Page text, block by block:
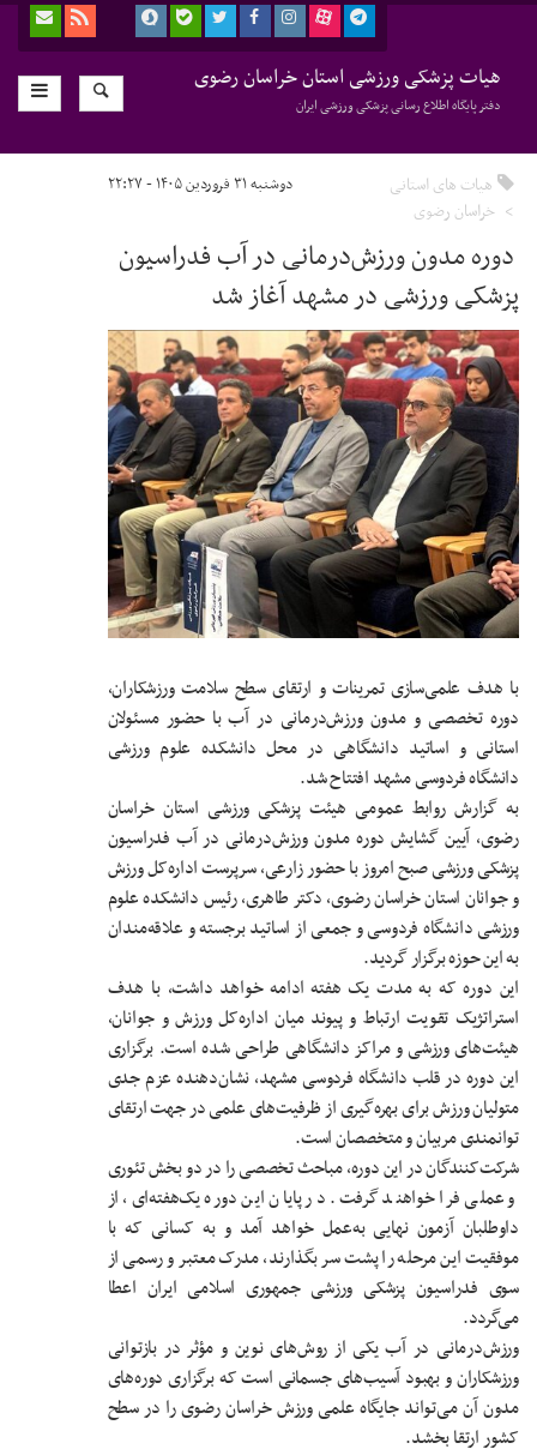
هیات پزشکی ورزشی استان خراسان رضوی
دفتر پایگاه اطلاع رسانی پزشکی ورزشی ایران
هیات های استانی
خراسان رضوی
دوشنبه ۳۱ فروردین ۱۴۰۵ - ۲۲:۲۷
دوره مدون ورزش‌درمانی در آب فدراسیون
پزشکی ورزشی در مشهد آغاز شد
با هدف علمی‌سازی تمرینات و ارتقای سطح سلامت ورزشکاران،
دوره تخصصی و مدون ورزش‌درمانی در آب با حضور مسئولان
استانی و اساتید دانشگاهی در محل دانشکده علوم ورزشی
دانشگاه فردوسی مشهد افتتاح شد.
به گزارش روابط عمومی هیئت پزشکی ورزشی استان خراسان
رضوی، آیین گشایش دوره مدون ورزش‌درمانی در آب فدراسیون
پزشکی ورزشی صبح امروز با حضور زارعی، سرپرست اداره‌کل ورزش
و جوانان استان خراسان رضوی، دکتر طاهری، رئیس دانشکده علوم
ورزشی دانشگاه فردوسی و جمعی از اساتید برجسته و علاقه‌مندان
به این حوزه برگزار گردید.
این دوره که به مدت یک هفته ادامه خواهد داشت، با هدف
استراتژیک تقویت ارتباط و پیوند میان اداره‌کل ورزش و جوانان،
هیئت‌های ورزشی و مراکز دانشگاهی طراحی شده است. برگزاری
این دوره در قلب دانشگاه فردوسی مشهد، نشان‌دهنده عزم جدی
متولیان ورزش برای بهره‌گیری از ظرفیت‌های علمی در جهت ارتقای
توانمندی مربیان و متخصصان است.
شرکت‌کنندگان در این دوره، مباحث تخصصی را در دو بخش تئوری
و عملی فرا خواهند گرفت. در پایان این دوره یک‌هفته‌ای، از
داوطلبان آزمون نهایی به‌عمل خواهد آمد و به کسانی که با
موفقیت این مرحله را پشت سر بگذارند، مدرک معتبر و رسمی از
سوی فدراسیون پزشکی ورزشی جمهوری اسلامی ایران اعطا
می‌گردد.
ورزش‌درمانی در آب یکی از روش‌های نوین و مؤثر در بازتوانی
ورزشکاران و بهبود آسیب‌های جسمانی است که برگزاری دوره‌های
مدون آن می‌تواند جایگاه علمی ورزش خراسان رضوی را در سطح
کشور ارتقا بخشد.